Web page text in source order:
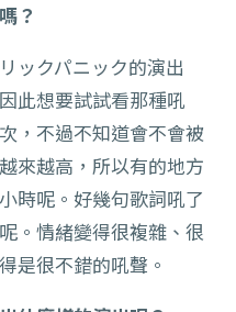
？
ックパニック的演出
此想要試試看那種吼
，不過不知道會不會被
來越高，所以有的地方
時呢。好幾句歌詞吼了
。情緒變得很複雜、很
是很不錯的吼聲。